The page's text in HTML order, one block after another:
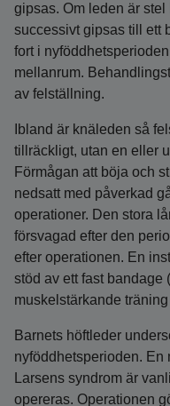
gipsas. Om leden är
successivt gipsas till ett
fort i
mellanrum.
av felställning.
Ibland är knäleden så
tillräckligt, utan en eller
Förmågan att böja och
nedsatt med påverkad
operationer. Den stora
försvagad efter den
efter operationen. En
stöd av ett fast bandage
muskelstärkande
Barnets höftleder
nyföddhetsperioden. En
Larsens syndrom är
opereras. Operationen